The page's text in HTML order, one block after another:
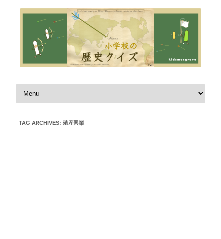
Skip to content
TAG ARCHIVES: 殖産興業